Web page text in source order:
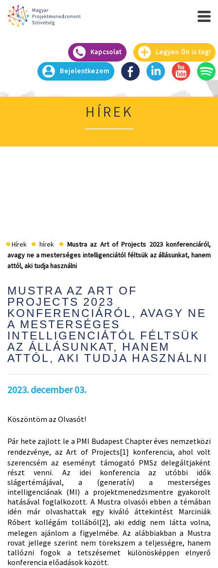
Kapcsolat Legyen Ön is tag!
Bejelentkezem
HÍREK
Hírek hírek
Mustra az Art of Projects 2023 konferenciáról,
avagy ne a mesterséges intelligenciától féltsük az állásunkat, hanem
attól, aki tudja használni
MUSTRA AZ ART OF
PROJECTS 2023
KONFERENCIÁRÓL, AVAGY NE
A MESTERSÉGES
INTELLIGENCIÁTÓL FÉLTSÜK
AZ ÁLLÁSUNKAT, HANEM
ATTÓL, AKI TUDJA HASZNÁLNI
2023. december 03.
Köszöntöm az Olvasót!
Pár hete zajlott le a PMI Budapest Chapter éves nemzetközi
rendezvénye, az Art of Projects[1] konferencia, ahol volt
szerencsém az eseményt támogató PMSz delegáltjaként
részt venni. Az idei konferencia az utóbbi idők
slágertémájával, a (generatív) a mesterséges
intelligenciának (MI) a projektmenedzsmentre gyakorolt
hatásával foglalkozott. A Mustra olvasói ebben a témában
idén már olvashattak egy kiváló áttekintést Marciniák
Róbert kollégám tollából[2], aki eddig nem látta volna,
melegen ajánlom a figyelmébe. Az alábbiakban a Mustra
rovat jellege szerint nem törekszem a teljességre, hanem
tallózni fogok a tetszésemet különösképpen elnyerő
konferencia előadások között.